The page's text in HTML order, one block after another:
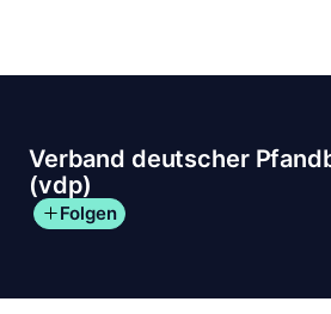
springen
Verband deutscher
(vdp)
Folgen